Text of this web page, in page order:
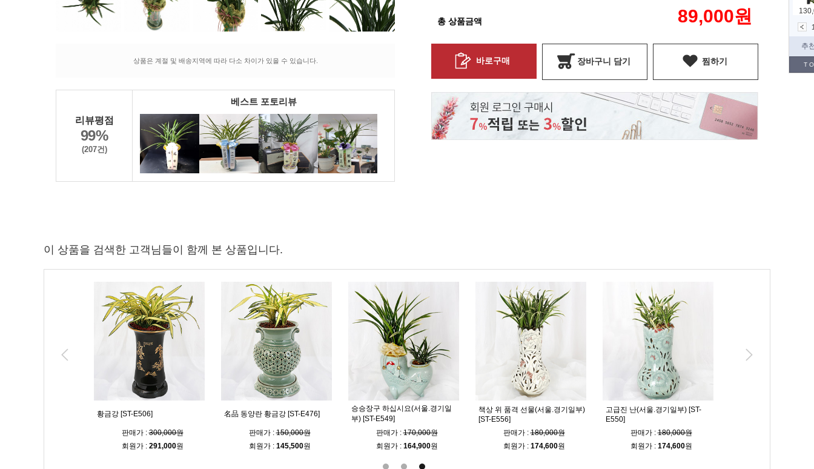
상품은 계절 및 배송지역에 따라 다소 차이가 있을 수 있습니다.
리뷰평점
99%
(207건)
베스트 포토리뷰
총 상품금액 89,000원
바로구매 장바구니 담기 찜하기
이 상품을 검색한 고객님들이 함께 본 상품입니다.
황금강 [ST-E506]
판매가 :300,000원
회원가 : 291,000원
名品 동양란 황금강 [ST-E476]
판매가 :150,000원
회원가 : 145,500원
승승장구 하십시요(서울.경기일
부) [ST-E549]
판매가 :170,000원
회원가 : 164,900원
책상 위 품격 선물(서울.경기일부)
[ST-E556]
판매가 :180,000원
회원가 : 174,600원
고급진 난(서울.경기일부) [ST-
E550]
판매가 :180,000원
회원가 : 174,600원